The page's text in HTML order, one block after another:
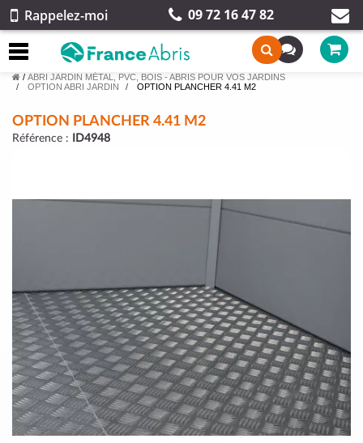
Rappelez-moi 09 72 16 47 82
/ ABRI JARDIN MÉTAL, PVC, BOIS - ABRIS POUR VOS JARDINS
OPTION ABRI JARDIN
OPTION PLANCHER 4.41 M2
OPTION PLANCHER 4.41 M2
Référence : ID4948